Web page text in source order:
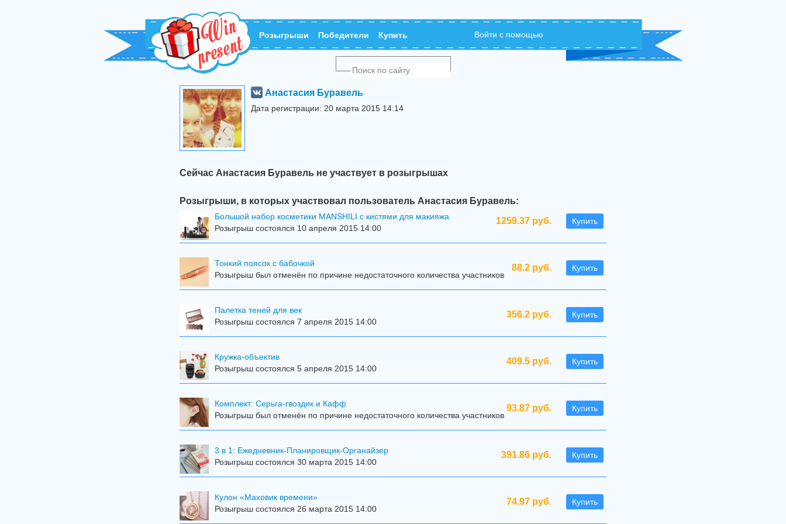
Розыгрыши Победители Купить Войти с помощью
Анастасия Буравель
Дата регистрации: 20 марта 2015 14:14
Сейчас Анастасия Буравель не участвует в розыгрышах
Розыгрыши, в которых участвовал пользователь Анастасия Буравель:
1259.37 руб. Купить
Большой набор косметики MANSHILI с кистями для макияжа
Розыгрыш состоялся 10 апреля 2015 14:00
88.2 руб. Купить
Тонкий поясок с бабочкой
Розыгрыш был отменён по причине недостаточного количества участников
356.2 руб. Купить
Палетка теней для век
Розыгрыш состоялся 7 апреля 2015 14:00
409.5 руб. Купить
Кружка-объектив
Розыгрыш состоялся 5 апреля 2015 14:00
93.87 руб. Купить
Комплект: Серьга-гвоздик и Кафф
Розыгрыш был отменён по причине недостаточного количества участников
391.86 руб. Купить
3 в 1: Ежедневник-Планировщик-Органайзер
Розыгрыш состоялся 30 марта 2015 14:00
74.97 руб. Купить
Кулон «Маховик времени»
Розыгрыш состоялся 26 марта 2015 14:00